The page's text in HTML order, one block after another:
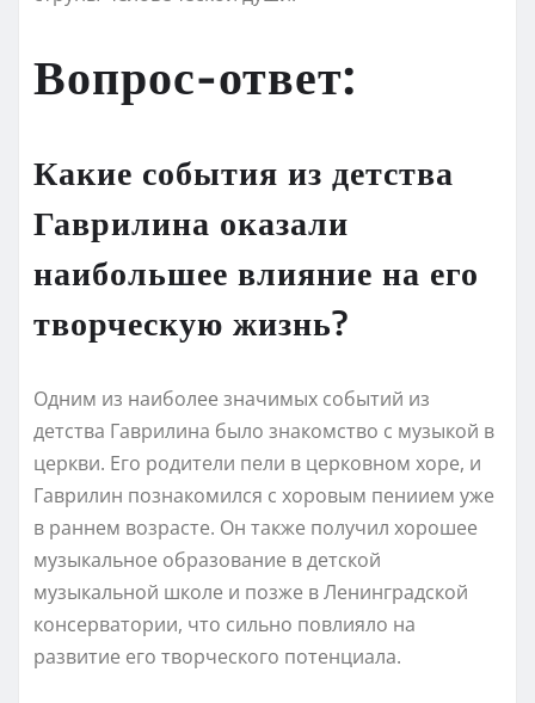
Вопрос-ответ:
Какие события из детства
Гаврилина оказали
наибольшее влияние на его
творческую жизнь?
Одним из наиболее значимых событий из
детства Гаврилина было знакомство с музыкой в
церкви. Его родители пели в церковном хоре, и
Гаврилин познакомился с хоровым пениием уже
в раннем возрасте. Он также получил хорошее
музыкальное образование в детской
музыкальной школе и позже в Ленинградской
консерватории, что сильно повлияло на
развитие его творческого потенциала.